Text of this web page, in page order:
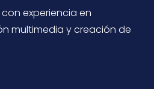
experiencia en
multimedia y creación de